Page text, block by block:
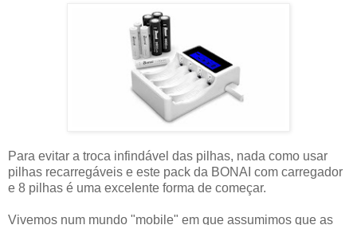
Para evitar a troca infindável das pilhas, nada como usar
pilhas recarregáveis e este pack da BONAI com carregador
e 8 pilhas é uma excelente forma de começar.
Vivemos num mundo "mobile" em que assumimos que as